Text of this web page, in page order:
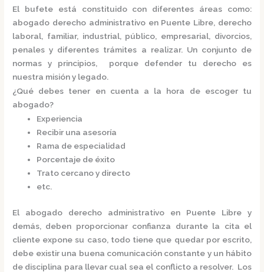
El bufete está constituido con diferentes áreas como:
abogado derecho administrativo en Puente Libre, derecho
laboral, familiar, industrial, público, empresarial, divorcios,
penales y diferentes trámites a realizar. Un conjunto de
normas y principios, porque defender tu derecho es
nuestra misión y legado.
¿Qué debes tener en cuenta a la hora de escoger tu
abogado?
Experiencia
Recibir una asesoría
Rama de especialidad
Porcentaje de éxito
Trato cercano y directo
etc.
El abogado derecho administrativo en Puente Libre y
demás, deben proporcionar confianza durante la cita el
cliente expone su caso, todo tiene que quedar por escrito,
debe existir una buena comunicación constante y un hábito
de disciplina para llevar cual sea el conflicto a resolver. Los